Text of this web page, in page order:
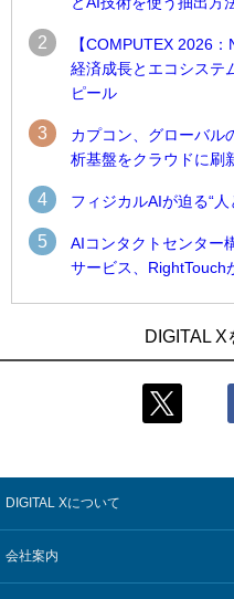
2
【COMPUTEX 2026
経済成長とエコシステ
ピール
3
カプコン、グローバル
析基盤をクラウドに刷
4 フィジカルAIが迫る“人
5
AIコンタクトセンター
サービス、RightTouch
技術を使う抽出方法の研
Umios、消費者起点の販
4
【COMPUTEX 2026：
5 フィジカルAIが迫る“人
合基盤を本格稼働
鹿島建設、鋼管柱へのコ
AIを遠隔監視システムに
4
そもそも今の仕事はAIエ
5
製造業の現場の暗黙知を
DIGITAL
DIGITAL Xについて
会社案内